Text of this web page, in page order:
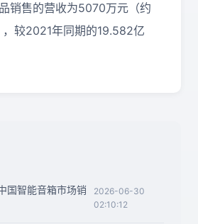
销售的营收为5070万元（约
较2021年同期的19.582亿
国智能音箱市场销
2026-06-30
02:10:12